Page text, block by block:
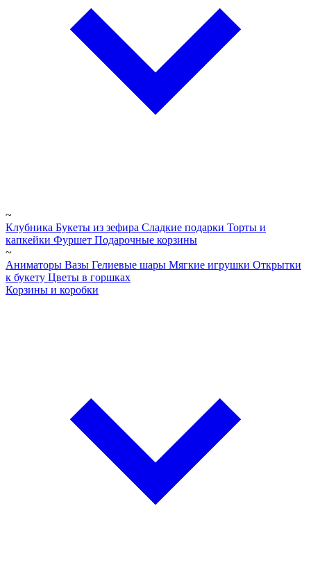
~
Клубника Букеты из зефира Сладкие подарки Торты и
капкейки Фуршет Подарочные корзины
~
Аниматоры Вазы Гелиевые шары Мягкие игрушки Открытки
к букету Цветы в горшках
Корзины и коробки